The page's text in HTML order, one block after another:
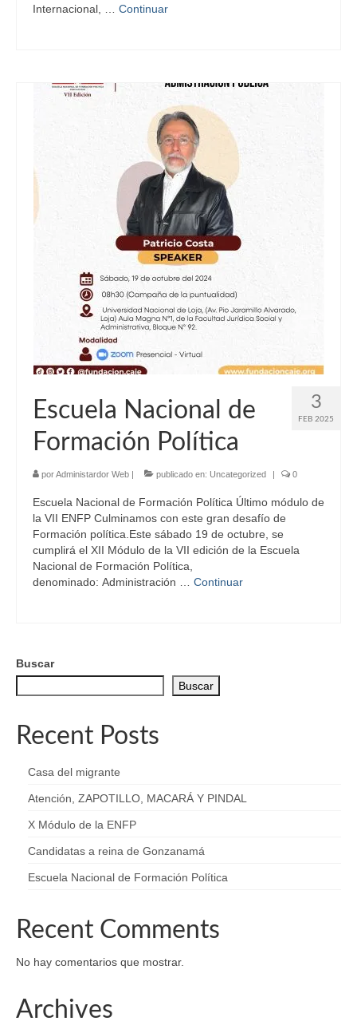
Internacional, … Continuar
3
FEB 2025
Escuela Nacional de
Formación Política
porAdministardor Web | publicado en: Uncategorized | 0
Escuela Nacional de Formación Política Último módulo de
la VII ENFP Culminamos con este gran desafío de
Formación política.Este sábado 19 de octubre, se
cumplirá el XII Módulo de la VII edición de la Escuela
Nacional de Formación Política,
denominado: Administración … Continuar
Buscar
Buscar
Recent Posts
Casa del migrante
Atención, ZAPOTILLO, MACARÁ Y PINDAL
X Módulo de la ENFP
Candidatas a reina de Gonzanamá
Escuela Nacional de Formación Política
Recent Comments
No hay comentarios que mostrar.
Archives